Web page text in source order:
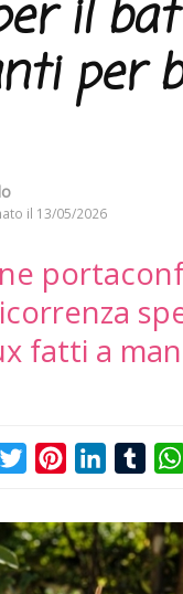
il
per
il 13/05/2026
fatti a
TwitterPinterestLinkedIn